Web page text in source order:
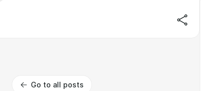
Go to all posts